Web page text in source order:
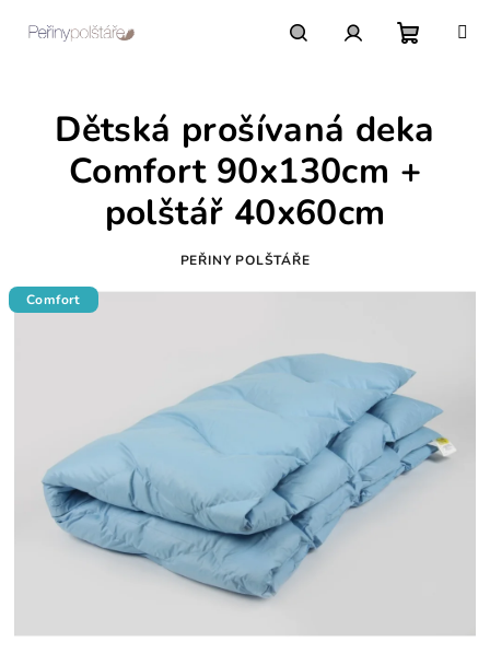
košík
Dětská prošívaná deka
Comfort 90x130cm +
polštář 40x60cm
PEŘINY POLŠTÁŘE
Comfort